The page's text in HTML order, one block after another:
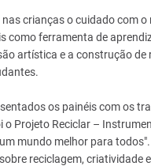
crianças o cuidado com
como ferramenta de
artística e a construção
os painéis com os
Projeto Reciclar –
mundo melhor para
reciclagem,